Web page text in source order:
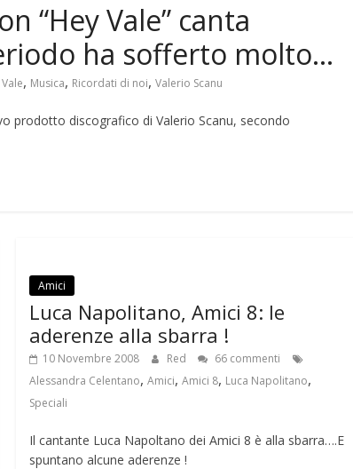
“Hey Vale” canta
ha sofferto molto…
, Musica, Ricordati di noi, Valerio Scanu
prodotto discografico di Valerio Scanu, secondo
Amici
Luca Napolitano, Amici 8: le
aderenze alla sbarra !
10 Novembre 2008 Red
66 commenti
Alessandra Celentano,Amici,Amici 8, Luca Napolitano,
Speciali
Il cantante Luca Napoltano dei Amici 8 è alla sbarra….E
spuntano alcune aderenze !